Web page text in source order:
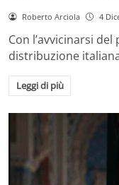
Roberto Arciola 4
Con l’avvicinarsi
distribuzione
Leggi di più